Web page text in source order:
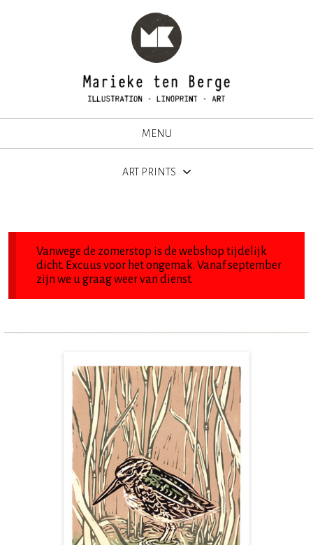
MENU
ART PRINTS
Vanwege de zomerstop is de webshop tijdelijk
dicht. Excuus voor het ongemak. Vanaf september
zijn we u graag weer van dienst.